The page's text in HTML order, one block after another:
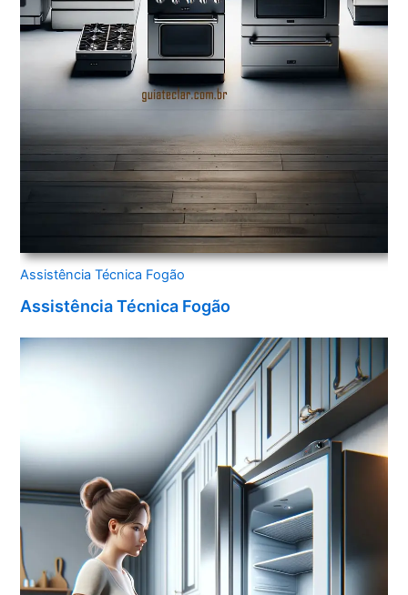
Assistência Técnica Fogão
Assistência Técnica Fogão